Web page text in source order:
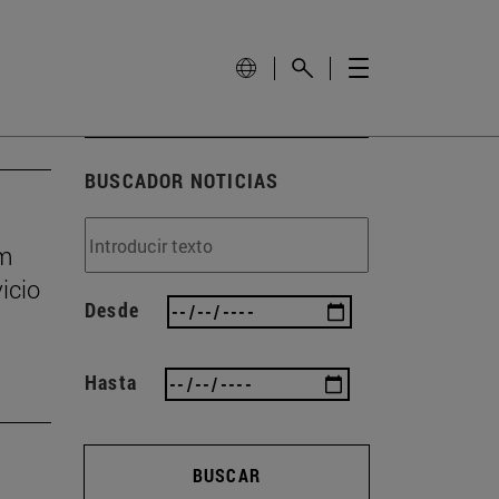
BUSCADOR NOTICIAS
Desde
Hasta
BUSCAR